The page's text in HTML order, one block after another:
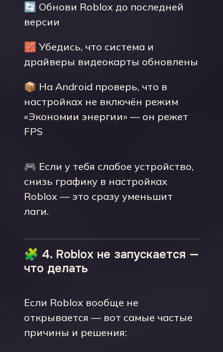
🔄 Обнови Roblox до последней
версии
🧱 Убедись, что система и
драйверы видеокарты обновлены
📦 На Android проверь, что в
настройках не включён режим
«Экономии энергии» — он режет
FPS
🎮 Если у тебя слабое устройство,
снизь графику в настройках
Roblox — это сразу уменьшит
лаги.
🧩 4. Roblox не запускается —
что делать
Если Roblox вообще не
открывается — вот самые частые
причины и решения: